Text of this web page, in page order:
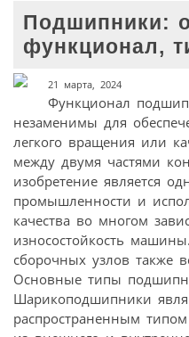
Подшипники:
функционал,
21 марта, 2024
Функционал
незаменимы для
легкого вращения или
между двумя частями
изобретение является
промышленности и
качества во многом
износостойкость
сборочных узлов также
Основные типы
Шарикоподшипники
распространенным